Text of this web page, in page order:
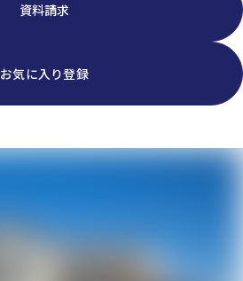
資料請求
お気に入り登録